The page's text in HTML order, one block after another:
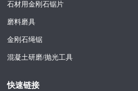
石材用金刚石锯片
磨料磨具
金刚石绳锯
混凝土研磨/抛光工具
快速链接